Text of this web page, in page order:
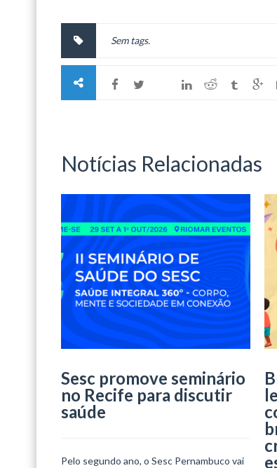
Sem tags.
Notícias Relacionadas
Sesc promove seminário
no Recife para discutir
saúde
Pelo segundo ano, o Sesc Pernambuco vai